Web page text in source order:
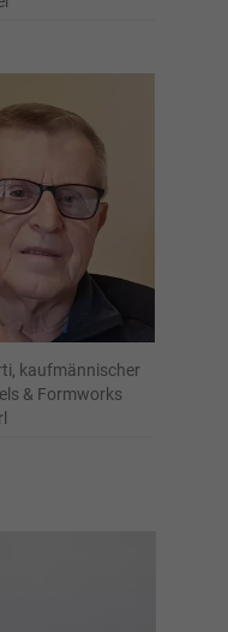
kaufmännischer
& Formworks